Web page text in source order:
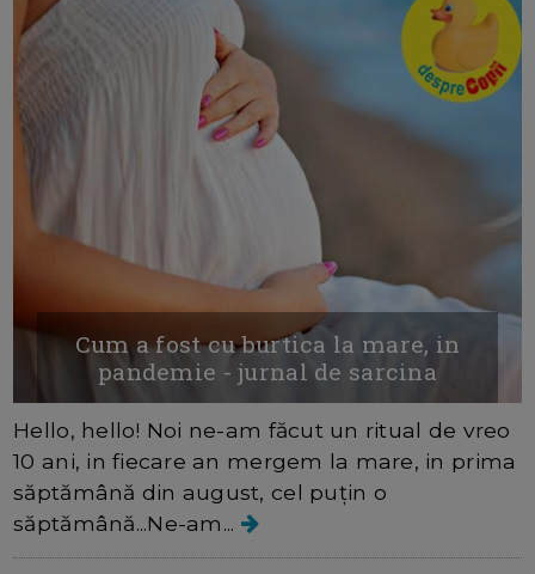
Cum a fost cu burtica la mare, in
pandemie - jurnal de sarcina
Hello, hello! Noi ne-am făcut un ritual de vreo
10 ani, in fiecare an mergem la mare, in prima
săptămână din august, cel puțin o
săptămână...Ne-am...